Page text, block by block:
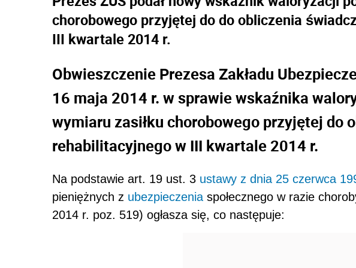
chorobowego przyjętej do do obliczenia
III kwartale 2014 r.
Obwieszczenie Prezesa Zakładu
16 maja 2014 r. w sprawie wskaźnika
wymiaru zasiłku chorobowego przyjętej do
rehabilitacyjnego w III kwartale 2014 r.
Na podstawie art. 19 ust. 3 ustawy z dnia 25 czerwca
pieniężnych z ubezpieczenia społecznego w razie
2014 r. poz. 519) ogłasza się, co następuje: